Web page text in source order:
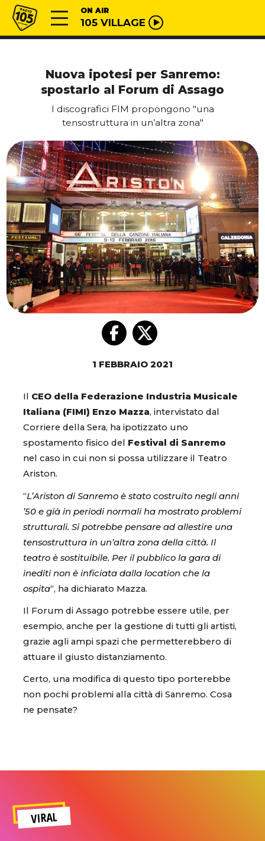
Vai al contenuto
Radio 105 ON AIR
105 VILLAGE
Nuova ipotesi per Sanremo:
spostarlo al Forum di Assago
I discografici FIM propongono "una
tensostruttura in un’altra zona"
1 FEBBRAIO 2021
Il CEO della Federazione Industria Musicale
Italiana (FIMI) Enzo Mazza, intervistato dal
Corriere della Sera, ha ipotizzato uno
spostamento fisico del Festival di Sanremo
nel caso in cui non si possa utilizzare il Teatro
Ariston.
“L’Ariston di Sanremo è stato costruito negli anni
’50 e già in periodi normali ha mostrato problemi
strutturali. Si potrebbe pensare ad allestire una
tensostruttura in un’altra zona della città. Il
teatro è sostituibile. Per il pubblico la gara di
inediti non è inficiata dalla location che la
ospita“, ha dichiarato Mazza.
Il Forum di Assago potrebbe essere utile, per
esempio, anche per la gestione di tutti gli artisti,
grazie agli ampi spazi che permetterebbero di
attuare il giusto distanziamento.
Certo, una modifica di questo tipo porterebbe
non pochi problemi alla città di Sanremo. Cosa
ne pensate?
VIRAL